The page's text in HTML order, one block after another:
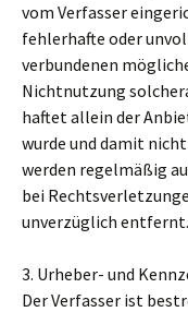
vom Verfasser
fehlerhafte oder
verbundenen
Nichtnutzung
haftet allein der
wurde und damit
werden regelmäßig
bei
unverzüglich entfernt.
3. Urheber- und
Der Verfasser ist